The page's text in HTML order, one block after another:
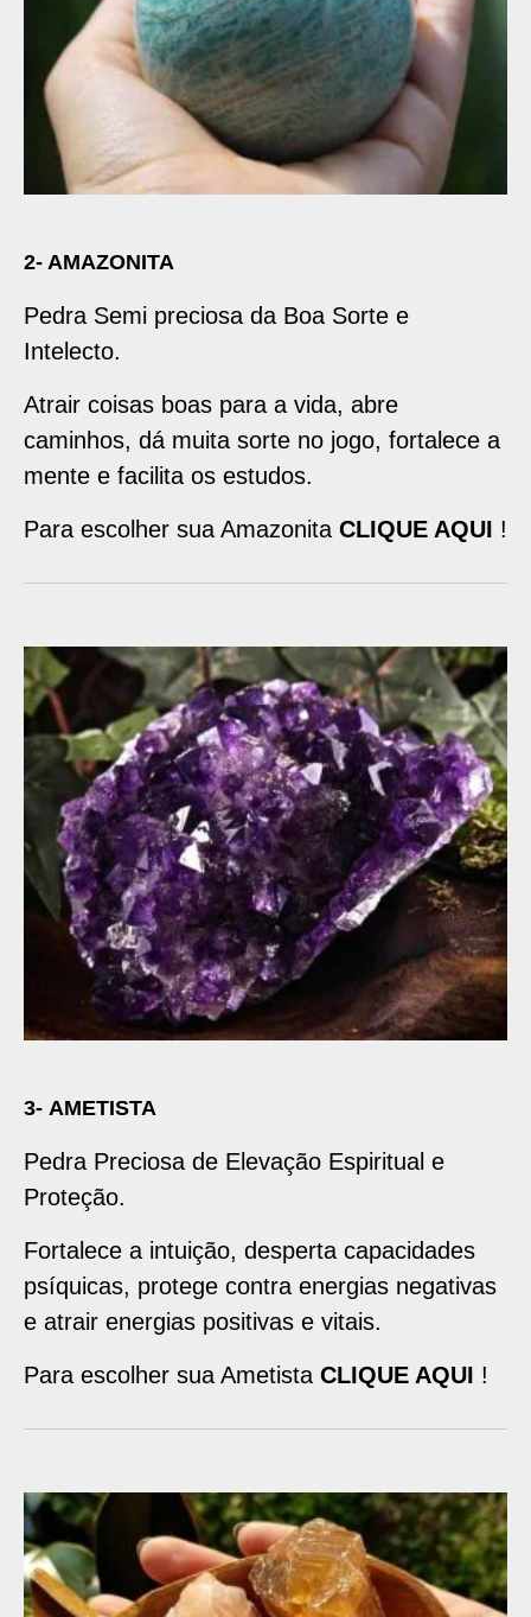
2- AMAZONITA
Pedra Semi preciosa da Boa Sorte e
Intelecto.
Atrair coisas boas para a vida, abre
caminhos, dá muita sorte no jogo, fortalece a
mente e facilita os estudos.
Para escolher sua Amazonita CLIQUE AQUI !
3- AMETISTA
Pedra Preciosa de Elevação Espiritual e
Proteção.
Fortalece a intuição, desperta capacidades
psíquicas, protege contra energias negativas
e atrair energias positivas e vitais.
Para escolher sua Ametista CLIQUE AQUI !